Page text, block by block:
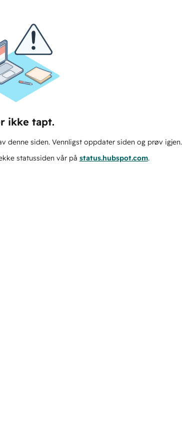
ikke tapt.
denne siden. Vennligst oppdater siden og prøv igjen.
statussiden vår på status.hubspot.com.